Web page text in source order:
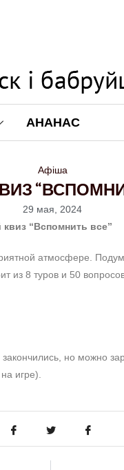
АНАНАС
Афіша
29 мая, 2024
“Вспомнить все”
атмосфере.
из 8 туров и 50
но можно
игре).